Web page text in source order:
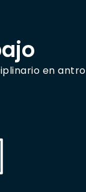
en